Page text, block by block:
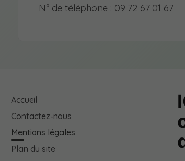
N° de téléphone : 09 72 67 01 67
Accueil
Contactez-nous
Mentions légales
Plan du site